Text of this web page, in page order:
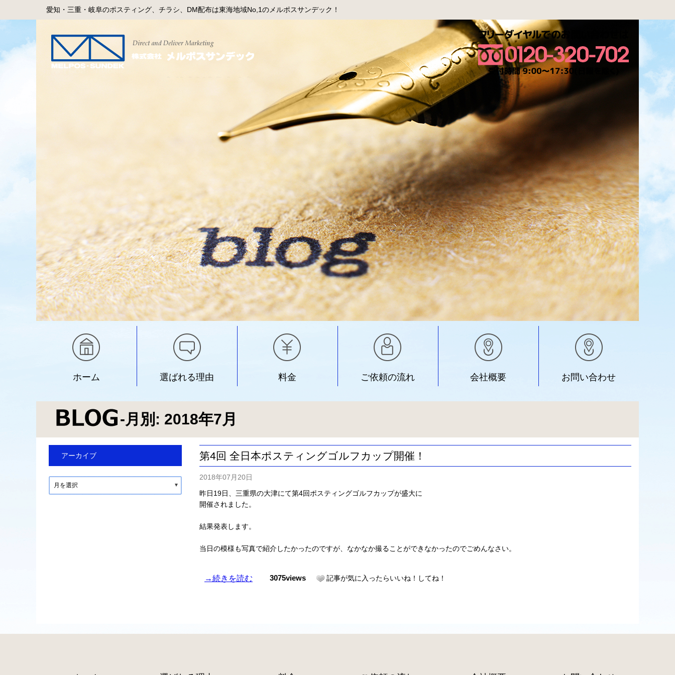
愛知・三重・岐阜のポスティング、チラシ、DM配布は東海地域No,1のメルポスサンデック！
ホーム 選ばれる理由 料金 ご依頼の流れ 会社概要 お問い合わせ
-月別: 2018年7月
アーカイブ
月を選択
第4回 全日本ポスティングゴルフカップ開催！
2018年07月20日
昨日19日、三重県の大津にて第4回ポスティングゴルフカップが盛大に
開催されました。
結果発表します。
当日の模様も写真で紹介したかったのですが、なかなか撮ることができなかったのでごめんなさい。
→続きを読む 3075views 記事が気に入ったらいいね！してね！